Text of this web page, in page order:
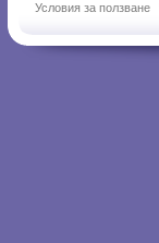
Условия за ползване